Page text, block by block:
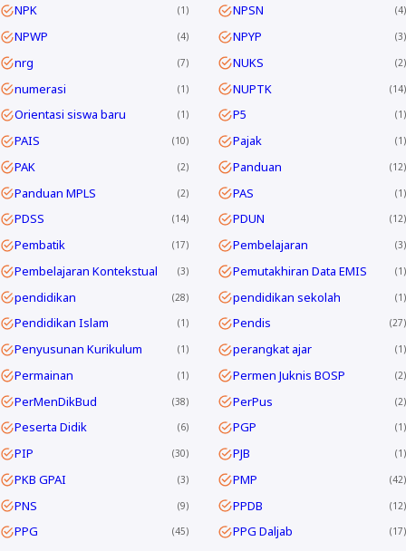
NPK 1 NPSN 4
NPWP 4 NPYP 3
nrg 7 NUKS 2
numerasi 1 NUPTK 14
Orientasi siswa baru 1 P5 1
PAIS 10 Pajak 1
PAK 2 Panduan 12
Panduan MPLS 2 PAS 1
PDSS 14 PDUN 12
Pembatik 17 Pembelajaran 3
Pembelajaran Kontekstual 3 Pemutakhiran Data EMIS 1
pendidikan 28 pendidikan sekolah 1
Pendidikan Islam 1 Pendis 27
Penyusunan Kurikulum 1 perangkat ajar 1
Permainan 1 Permen Juknis BOSP 2
PerMenDikBud 38 PerPus 2
Peserta Didik 6 PGP 1
PIP 30 PJB 1
PKB GPAI 3 PMP 42
PNS 9 PPDB 12
PPG 45 PPG Daljab 17